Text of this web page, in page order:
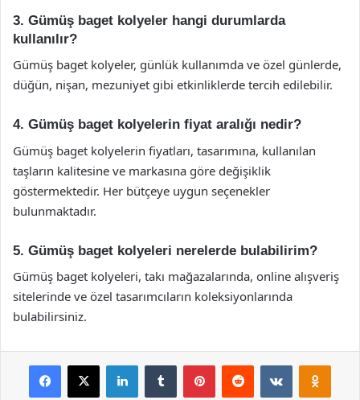
3. Gümüş baget kolyeler hangi durumlarda
kullanılır?
Gümüş baget kolyeler, günlük kullanımda ve özel günlerde,
düğün, nişan, mezuniyet gibi etkinliklerde tercih edilebilir.
4. Gümüş baget kolyelerin fiyat aralığı nedir?
Gümüş baget kolyelerin fiyatları, tasarımına, kullanılan
taşların kalitesine ve markasına göre değişiklik
göstermektedir. Her bütçeye uygun seçenekler
bulunmaktadır.
5. Gümüş baget kolyeleri nerelerde bulabilirim?
Gümüş baget kolyeleri, takı mağazalarında, online alışveriş
sitelerinde ve özel tasarımcıların koleksiyonlarında
bulabilirsiniz.
Facebook
X LinkedInTumblr PinterestReddit VKontakte